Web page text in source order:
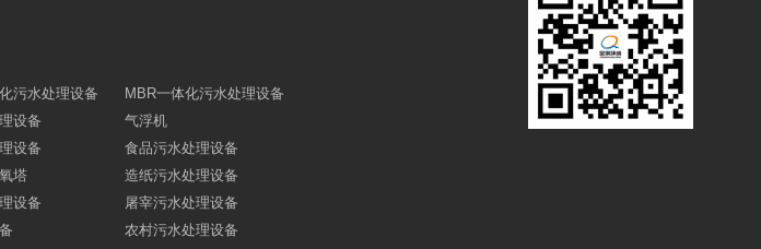
污水处理设备
MBR一体化污水处理设备
设备
气浮机
设备
食品污水处理设备
塔
造纸污水处理设备
设备
屠宰污水处理设备
农村污水处理设备